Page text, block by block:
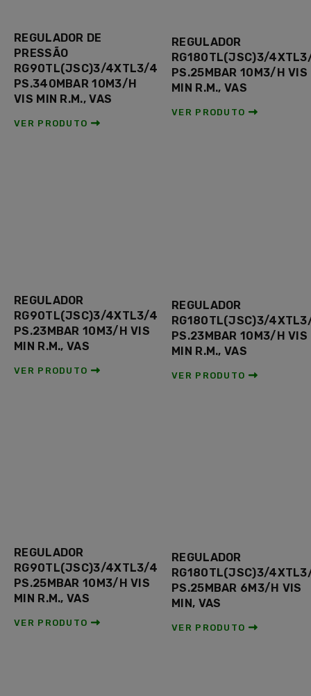
REGULADOR DE
PRESSÃO
RG90TL(JSC)3/4XTL3/4
PS.340MBAR 10M3/H
VIS MIN R.M., VAS
VER PRODUTO
REGULADOR
RG180TL(JSC)3/
PS.25MBAR 10M3/H VIS
MIN R.M., VAS
VER PRODUTO
REGULADOR
RG90TL(JSC)3/4XTL3/4
PS.23MBAR 10M3/H VIS
MIN R.M., VAS
VER PRODUTO
REGULADOR
RG180TL(JSC)3/
PS.23MBAR 10M3/H VIS
MIN R.M., VAS
VER PRODUTO
REGULADOR
RG90TL(JSC)3/4XTL3/4
PS.25MBAR 10M3/H VIS
MIN R.M., VAS
VER PRODUTO
REGULADOR
RG180TL(JSC)3/
PS.25MBAR 6M3/H VIS
MIN, VAS
VER PRODUTO